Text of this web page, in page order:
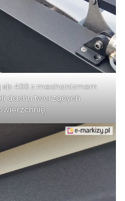
400 z mechanizmem
dachu tworzących